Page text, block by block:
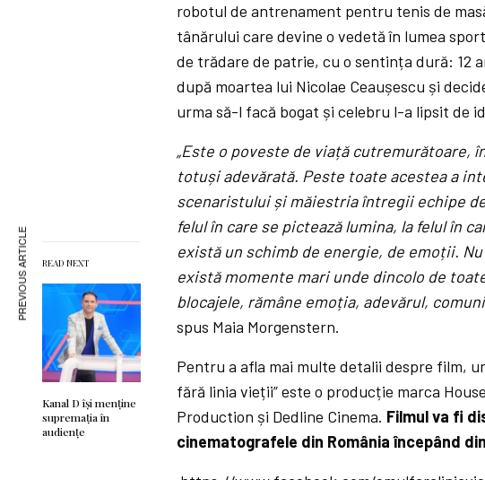
READ NEXT
Kanal D își menține
supremația în
audiențe
robotul de antrenament pentru tenis de
tânărului care devine o vedetă în lumea
de trădare de patrie, cu o sentința dură: 12
după moartea lui Nicolae Ceaușescu și
urma să-l facă bogat și celebru l-a lipsit de
„Este o poveste de viață cutremurătoare,
totuși adevărată. Peste toate acestea a
scenaristului și măiestria întregii echipe
felul în care se pictează lumina, la felul în
există un schimb de energie, de emoții.
există momente mari unde dincolo de
blocajele, rămâne emoția, adevărul,
spus Maia Morgenstern.
Pentru a afla mai multe detalii despre film,
fără linia vieții” este o producție marca
Production și Dedline Cinema. Filmul va fi
cinematografele din România începând
PREVIOUS ARTICLE